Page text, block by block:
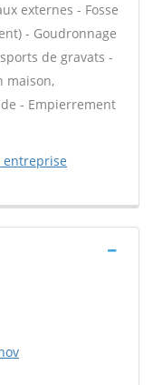
externes - Fosse
- Goudronnage
de gravats -
maison,
- Empierrement